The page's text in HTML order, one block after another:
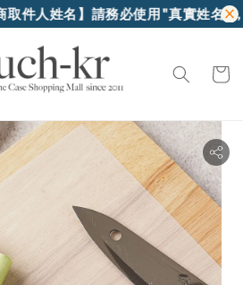
件人姓名】請務必使用"真實姓名"